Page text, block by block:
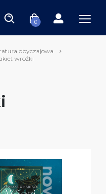
0
obyczajowa
wróżki